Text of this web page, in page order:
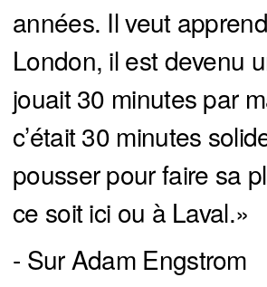
années. Il veut
London, il est devenu
jouait 30 minutes par
c’était 30 minutes
pousser pour faire sa
ce soit ici ou à Laval.»
- Sur Adam Engstrom